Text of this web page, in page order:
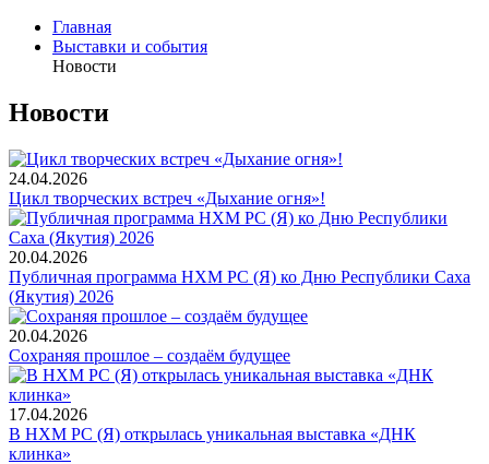
Главная
Выставки и события
Новости
Новости
24.04.2026
Цикл творческих встреч «Дыхание огня»!
20.04.2026
Публичная программа НХМ РС (Я) ко Дню Республики Саха
(Якутия) 2026
20.04.2026
Сохраняя прошлое – создаём будущее
17.04.2026
В НХМ РС (Я) открылась уникальная выставка «ДНК
клинка»